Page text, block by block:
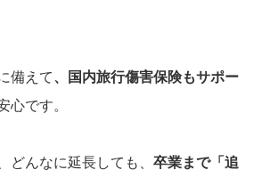
備えて、国内旅行傷害保険もサポー
心です。
どんなに延長しても、卒業まで「追